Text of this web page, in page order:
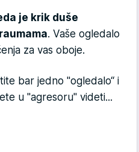
je krik duše
. Vaše ogledalo
za vas oboje.
bar jedno "ogledalo“ i
u "agresoru" videti...